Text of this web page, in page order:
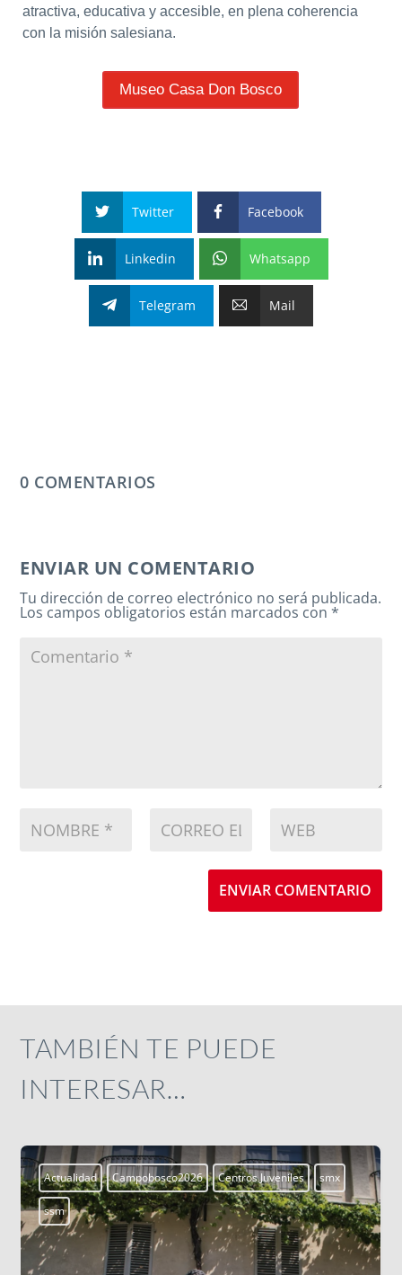
atractiva, educativa y accesible, en plena coherencia
con la misión salesiana.
Museo Casa Don Bosco
Twitter Facebook
Linkedin Whatsapp
Telegram Mail
0 COMENTARIOS
ENVIAR UN COMENTARIO
Tu dirección de correo electrónico no será publicada.
Los campos obligatorios están marcados con*
ENVIAR COMENTARIO
TAMBIÉN TE PUEDE
INTERESAR…
Juveniles smx Aprendiendo a vivir Blogs